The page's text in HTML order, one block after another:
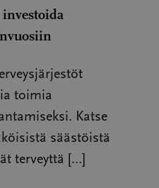
toimia
Katse
säästöistä
terveyttä […]